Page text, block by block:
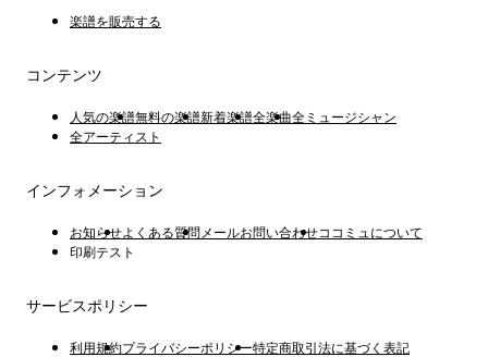
楽譜を販売する
コンテンツ
人気の楽譜無料の楽譜新着楽譜全楽曲全ミュージシャン
全アーティスト
インフォメーション
お知らせよくある質問 メールお問い合わせココミュについて
印刷テスト
サービスポリシー
利用規約プライバシーポリシー特定商取引法に基づく表記